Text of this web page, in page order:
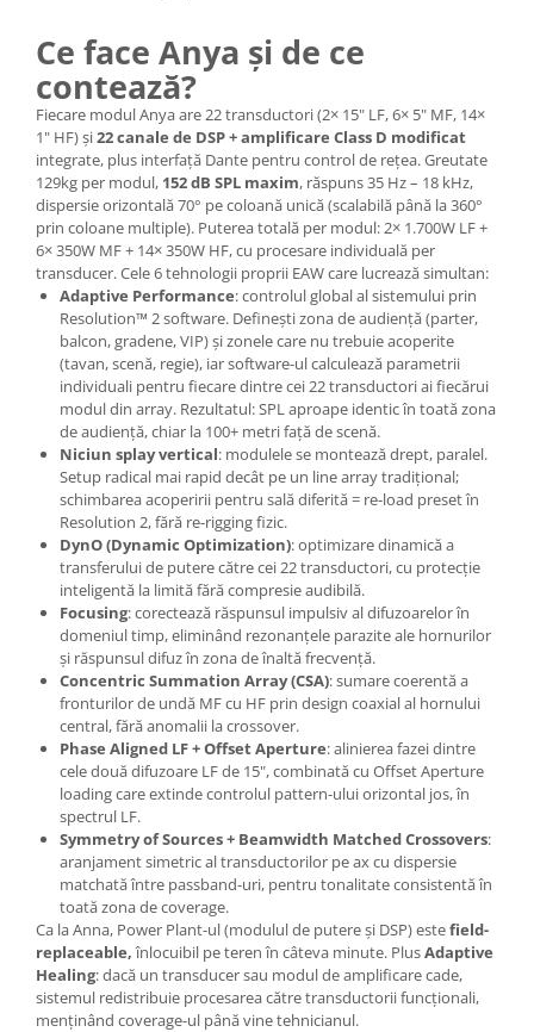
Monitorizare In-Ear
Stative pentru Boxe
Stative pentru Microfoane
Ce face Anya și de ce
contează?
Fiecare modul Anya are 22 transductori (2× 15" LF, 6× 5" MF, 14×
1" HF) și22 canale de DSP + amplificare Class D modificat
integrate, plus interfață Dante pentru control de rețea. Greutate
129kg per modul, 152 dB SPL maxim, răspuns 35 Hz – 18 kHz,
dispersie orizontală 70° pe coloană unică (scalabilă până la 360°
prin coloane multiple). Puterea totală per modul: 2× 1.700W LF +
6× 350W MF + 14× 350W HF, cu procesare individuală per
transducer. Cele 6 tehnologii proprii EAW care lucrează simultan:
Adaptive Performance: controlul global al sistemului prin
Resolution™ 2 software. Definești zona de audiență (parter,
balcon, gradene, VIP) și zonele care nu trebuie acoperite
(tavan, scenă, regie), iar software-ul calculează parametrii
individuali pentru fiecare dintre cei 22 transductori ai fiecărui
modul din array. Rezultatul: SPL aproape identic în toată zona
de audiență, chiar la 100+ metri față de scenă.
Niciun splay vertical: modulele se montează drept, paralel.
Setup radical mai rapid decât pe un line array tradițional;
schimbarea acoperirii pentru sală diferită = re-load preset în
Resolution 2, fără re-rigging fizic.
DynO (Dynamic Optimization): optimizare dinamică a
transferului de putere către cei 22 transductori, cu protecție
inteligentă la limită fără compresie audibilă.
Focusing: corectează răspunsul impulsiv al difuzoarelor în
domeniul timp, eliminând rezonanțele parazite ale hornurilor
și răspunsul difuz în zona de înaltă frecvență.
Concentric Summation Array (CSA): sumare coerentă a
fronturilor de undă MF cu HF prin design coaxial al hornului
central, fără anomalii la crossover.
Phase Aligned LF + Offset Aperture: alinierea fazei dintre
cele două difuzoare LF de 15", combinată cu Offset Aperture
loading care extinde controlul pattern-ului orizontal jos, în
spectrul LF.
Symmetry of Sources + Beamwidth Matched Crossovers:
aranjament simetric al transductorilor pe ax cu dispersie
matchată între passband-uri, pentru tonalitate consistentă în
toată zona de coverage.
Ca la Anna, Power Plant-ul (modulul de putere și DSP) estefield-
replaceable,înlocuibil pe teren în câteva minute. PlusAdaptive
Healing: dacă un transducer sau modul de amplificare cade,
sistemul redistribuie procesarea către transductorii funcționali,
menținând coverage-ul până vine tehnicianul.